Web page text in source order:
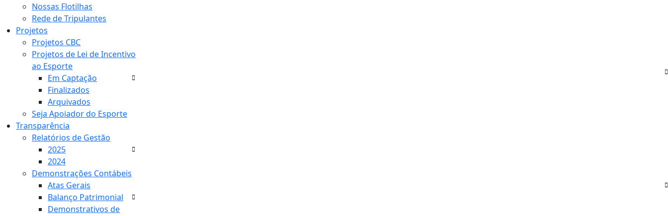
Nossas Flotilhas
Rede de Tripulantes
Projetos
Projetos CBC
Projetos de Lei de Incentivo
ao Esporte
Em Captação
Finalizados
Arquivados
Seja Apoiador do Esporte
Transparência
Relatórios de Gestão
2025
2024
Demonstrações Contábeis
Atas Gerais
Balanço Patrimonial
Demonstrativos de